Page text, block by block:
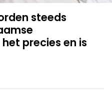
steeds
precies en is